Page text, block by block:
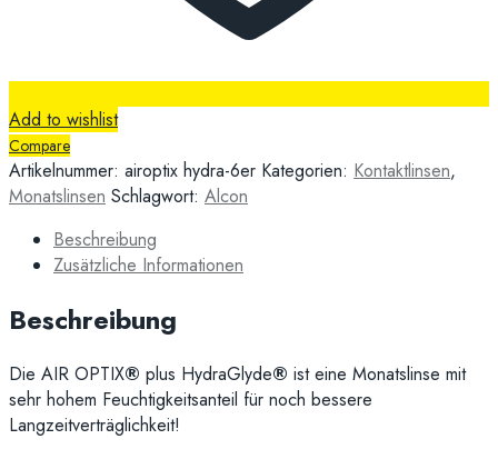
Add to wishlist
Compare
Artikelnummer: airoptix hydra-6er Kategorien: Kontaktlinsen,
Monatslinsen Schlagwort: Alcon
Beschreibung
Zusätzliche Informationen
Beschreibung
Die AIR OPTIX® plus HydraGlyde® ist eine Monatslinse mit
sehr hohem Feuchtigkeitsanteil für noch bessere
Langzeitverträglichkeit!